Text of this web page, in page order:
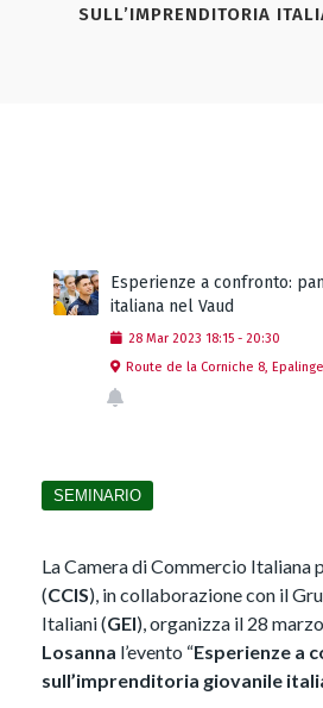
SULL’IMPRENDITORIA
Esperienze a confronto:
italiana nel Vaud
28 Mar 2023 18:15 - 20:30
Route de la Corniche 8,
SEMINARIO
La Camera di Commercio Italiana
(CCIS), in collaborazione con il
Italiani (GEI), organizza il 28
Losanna l’evento “Esperienze a
sull’imprenditoria giovanile